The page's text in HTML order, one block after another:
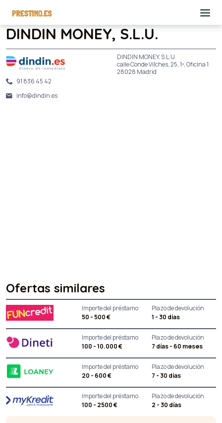
DINDIN MONEY, S.L.U.
DINDIN MONEY, S.L.U.
calle Conde Vilches, 25, 1º, Oficina 1
28028 Madrid
91 836 45 42
info@dindin.es
Ofertas similares
Importe del préstamo
50 - 500 €
Plazo de devolución
1 - 30 días
Importe del préstamo
100 - 10.000 €
Plazo de devolución
7 días - 60 meses
Importe del préstamo
20 - 600 €
Plazo de devolución
7 - 30 días
Importe del préstamo
100 - 2500 €
Plazo de devolución
2 - 30 días